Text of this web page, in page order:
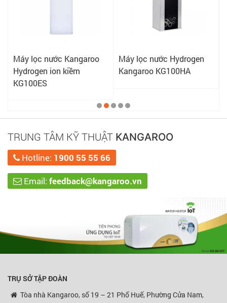
Máy lọc nước Kangaroo
Hydrogen ion kiềm
KG100ES
Máy lọc nước Hydrogen
Kangaroo KG100HA
TRUNG TÂM KỸ THUẬT KANGAROO
Hotline: 1900 55 55 66
Email: feedback@kangaroo.vn
TRỤ SỞ TẬP ĐOÀN
Tòa nhà Kangaroo, số 19 – 21 Phố Huế, Phường Cửa Nam,